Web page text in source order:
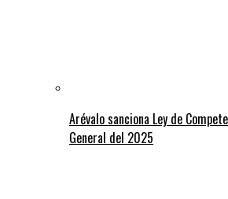
Arévalo sanciona Ley de
General del 2025